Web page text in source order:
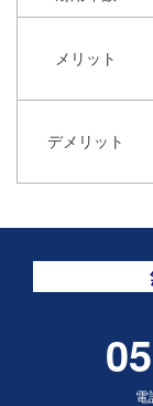
メリット
デメリット
電